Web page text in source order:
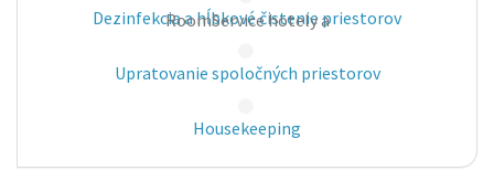
Dezinfekcia a hĺbkové čistenie priestorov
Upratovanie spoločných priestorov
Housekeeping